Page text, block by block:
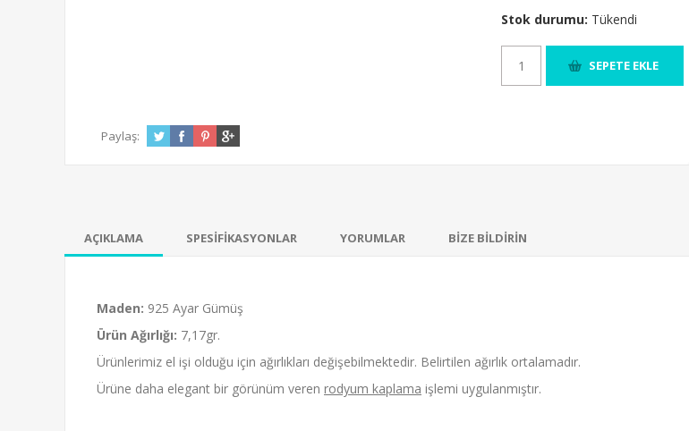
Stok durumu: Tükendi
Paylaş:
AÇIKLAMA SPESİFİKASYONLAR YORUMLAR BİZE BİLDİRİN
Maden: 925 Ayar Gümüş
Ürün Ağırlığı: 7,17gr.
Ürünlerimiz el işi olduğu için ağırlıkları değişebilmektedir. Belirtilen ağırlık ortalamadır.
Ürüne daha elegant bir görünüm veren rodyum kaplama işlemi uygulanmıştır.